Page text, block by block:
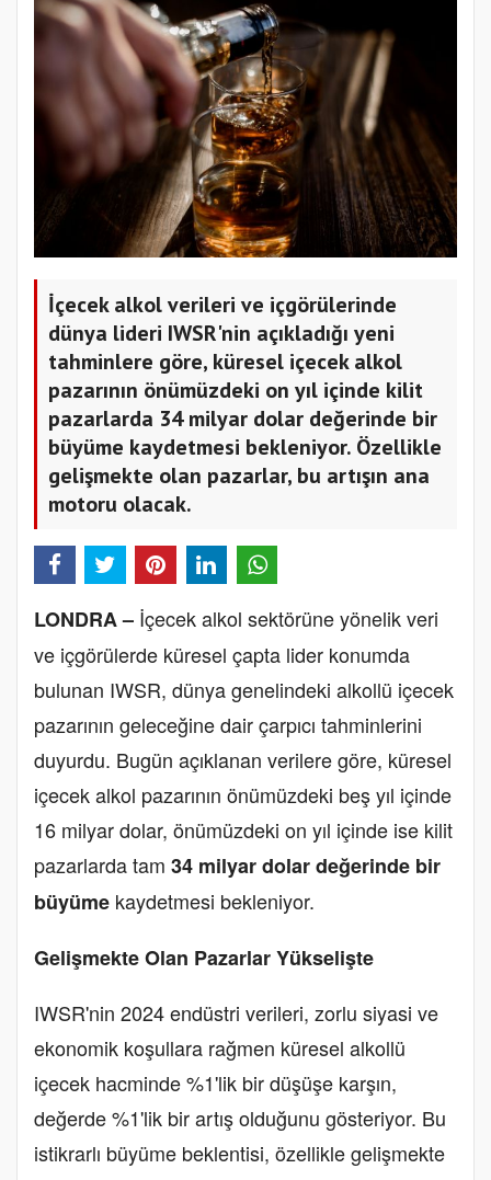
İçecek alkol verileri ve içgörülerinde
dünya lideri IWSR'nin açıkladığı yeni
tahminlere göre, küresel içecek alkol
pazarının önümüzdeki on yıl içinde kilit
pazarlarda 34 milyar dolar değerinde bir
büyüme kaydetmesi bekleniyor. Özellikle
gelişmekte olan pazarlar, bu artışın ana
motoru olacak.
LONDRA – İçecek alkol sektörüne yönelik veri
ve içgörülerde küresel çapta lider konumda
bulunan IWSR, dünya genelindeki alkollü içecek
pazarının geleceğine dair çarpıcı tahminlerini
duyurdu. Bugün açıklanan verilere göre, küresel
içecek alkol pazarının önümüzdeki beş yıl içinde
16 milyar dolar, önümüzdeki on yıl içinde ise kilit
pazarlarda tam 34 milyar dolar değerinde bir
büyüme kaydetmesi bekleniyor.
Gelişmekte Olan Pazarlar Yükselişte
IWSR'nin 2024 endüstri verileri, zorlu siyasi ve
ekonomik koşullara rağmen küresel alkollü
içecek hacminde %1'lik bir düşüşe karşın,
değerde %1'lik bir artış olduğunu gösteriyor. Bu
istikrarlı büyüme beklentisi, özellikle gelişmekte